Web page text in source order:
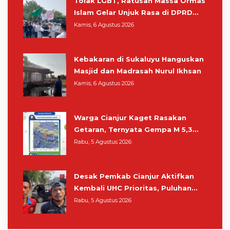
Islam Gelar Unjuk Rasa di DPRD
Cianjur
Kamis, 6 Agustus 2026
Kebakaran di Sukaluyu Hanguskan
Masjid dan Madrasah Nurul Ikhsan
Kamis, 6 Agustus 2026
Warga Cianjur Kaget Rasakan
Getaran, Ternyata Gempa M 5,3
Berpusat di Pangandaran
Rabu, 5 Agustus 2026
Desak Pemkab Cianjur Aktifkan
Kembali UHC Prioritas, Puluhan
Warga Unjuk Rasa di Pendopo
Rabu, 5 Agustus 2026